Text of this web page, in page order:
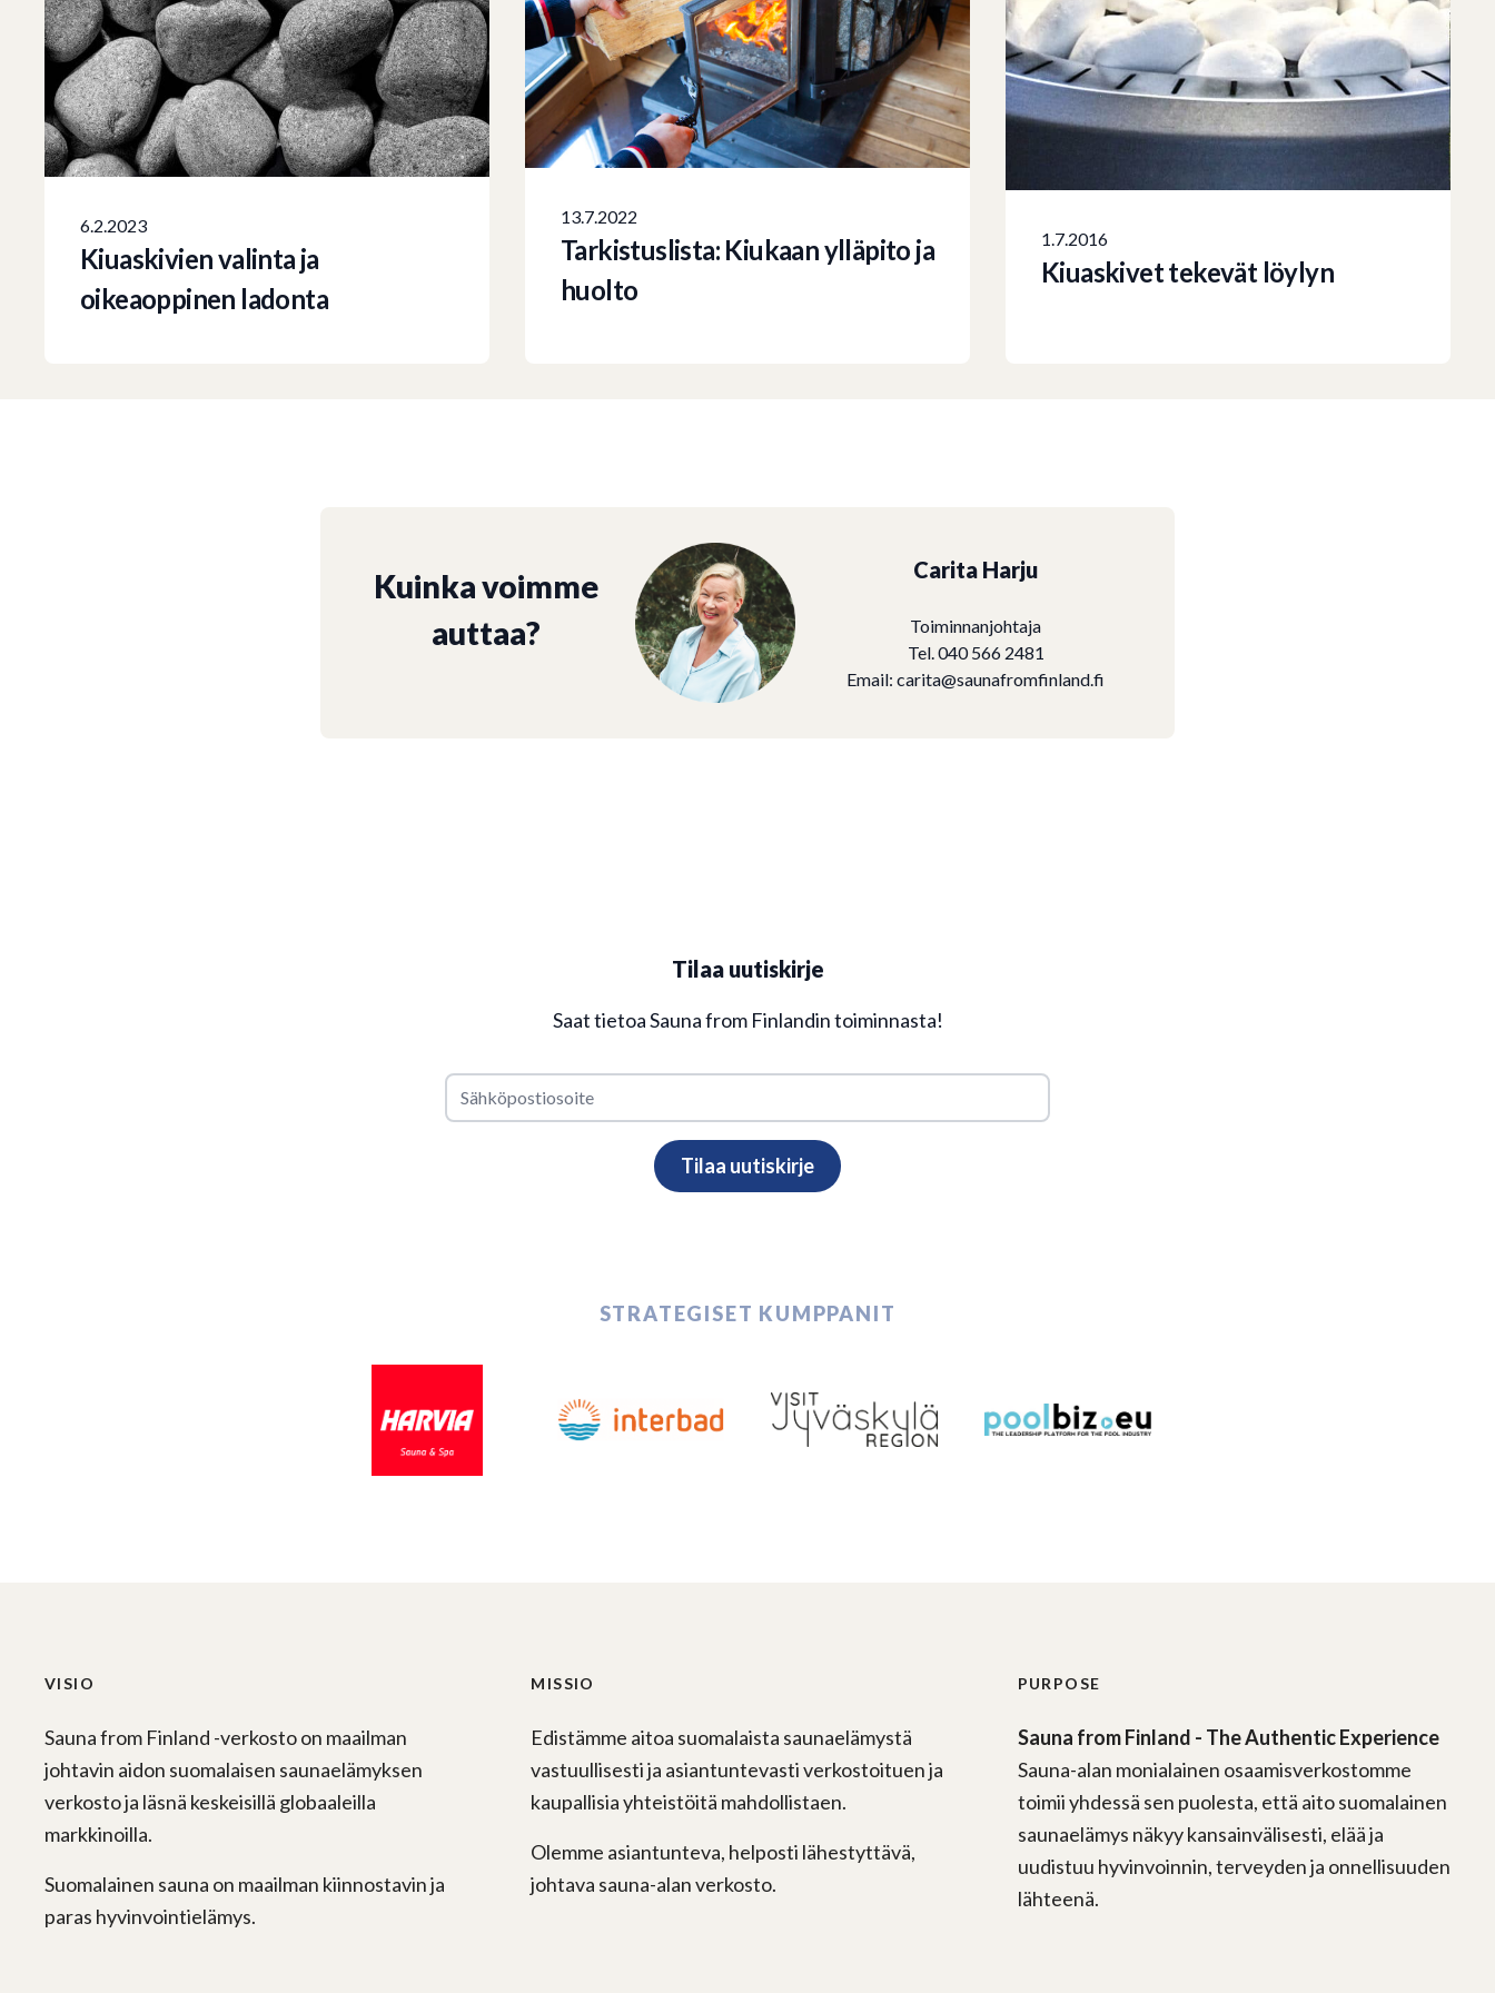
6.2.2023
Kiuaskivien valinta ja
oikeaoppinen ladonta
13.7.2022
Tarkistuslista: Kiukaan ylläpito ja
huolto
1.7.2016
Kiuaskivet tekevät löylyn
Kuinka voimme
auttaa?
Carita Harju
Toiminnanjohtaja
Tel. 040 566 2481
Email:carita@saunafromfinland.fi
Tilaa uutiskirje
Saat tietoa Sauna from Finlandin toiminnasta!
STRATEGISET KUMPPANIT
VISIO
Sauna from Finland -verkosto on maailman
johtavin aidon suomalaisen saunaelämyksen
verkosto ja läsnä keskeisillä globaaleilla
markkinoilla.
Suomalainen sauna on maailman kiinnostavin ja
paras hyvinvointielämys.
MISSIO
Edistämme aitoa suomalaista saunaelämystä
vastuullisesti ja asiantuntevasti verkostoituen ja
kaupallisia yhteistöitä mahdollistaen.
Olemme asiantunteva, helposti lähestyttävä,
johtava sauna-alan verkosto.
PURPOSE
Sauna from Finland - The Authentic Experience
Sauna-alan monialainen osaamisverkostomme
toimii yhdessä sen puolesta, että aito suomalainen
saunaelämys näkyy kansainvälisesti, elää ja
uudistuu hyvinvoinnin, terveyden ja onnellisuuden
lähteenä.